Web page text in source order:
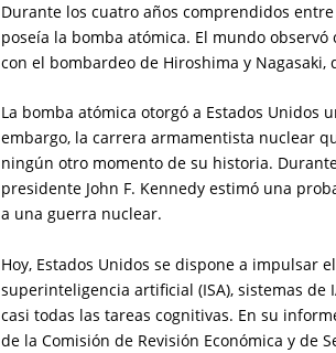
Durante los cuatro años comprendidos
poseía la bomba atómica. El mundo
con el bombardeo de Hiroshima y
La bomba atómica otorgó a Estados
embargo, la carrera armamentista nuclear
ningún otro momento de su historia.
presidente John F. Kennedy estimó una
a una guerra nuclear.
Hoy, Estados Unidos se dispone a impulsar
superinteligencia artificial (ISA), sistemas
casi todas las tareas cognitivas. En su
de la Comisión de Revisión Económica y de